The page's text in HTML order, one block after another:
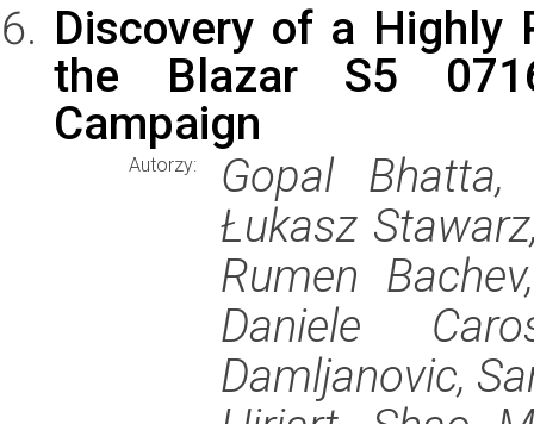
Discovery of a Highly
the Blazar S5
Campaign
Autorzy:
Gopal
Łukasz
Rumen
Daniele
Damljanovic,